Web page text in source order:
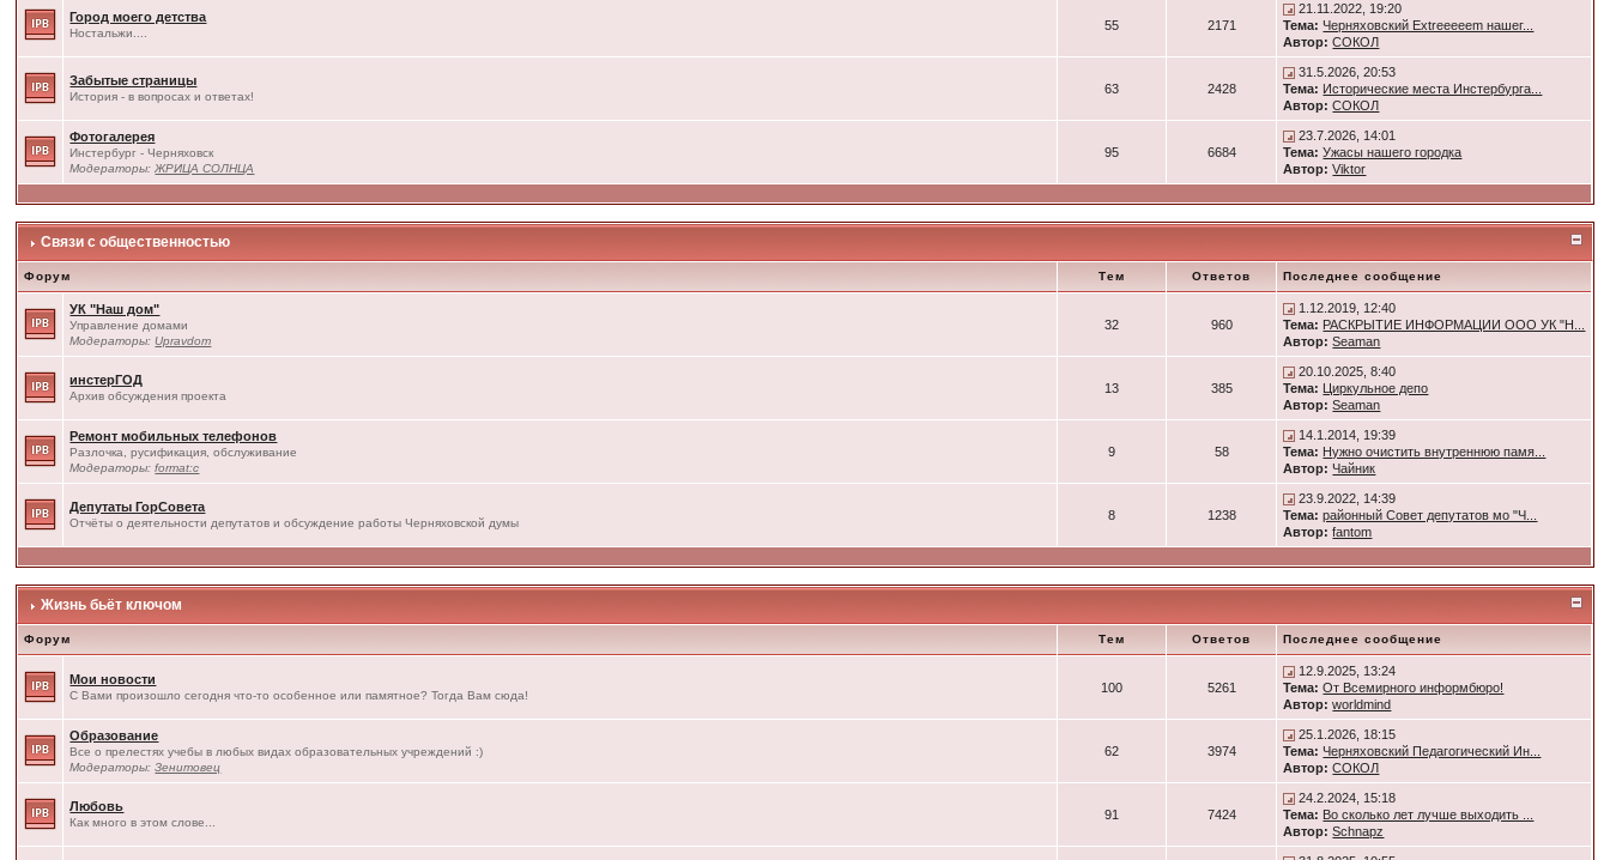
Город моего детства
Ностальжи....
55 2171
21.11.2022, 19:20
Тема: Черняховский Extreeeeem нашег...
Автор: СОКОЛ
Забытые страницы
История - в вопросах и ответах!
63 2428
31.5.2026, 20:53
Тема: Исторические места Инстербурга...
Автор: СОКОЛ
Фотогалерея
Инстербург - Черняховск
Модераторы:ЖРИЦА СОЛНЦА
95 6684
23.7.2026, 14:01
Тема: Ужасы нашего городка
Автор: Viktor
Связи с общественностью
Форум Тем Ответов Последнее сообщение
УК "Наш дом"
Управление домами
Модераторы:Upravdom
32 960
1.12.2019, 12:40
Тема: РАСКРЫТИЕ ИНФОРМАЦИИ ООО УК "Н...
Автор: Seaman
инстерГОД
Архив обсуждения проекта
13 385
20.10.2025, 8:40
Тема: Циркульное депо
Автор: Seaman
Ремонт мобильных телефонов
Разлочка, русификация, обслуживание
Модераторы:format:c
9 58
14.1.2014, 19:39
Тема: Нужно очистить внутреннюю памя...
Автор: Чайник
Депутаты ГорСовета
Отчёты о деятельности депутатов и обсуждение работы Черняховской думы
8 1238
23.9.2022, 14:39
Тема: районный Совет депутатов мо "Ч...
Автор: fantom
Жизнь бьёт ключом
Форум Тем Ответов Последнее сообщение
Мои новости
С Вами произошло сегодня что-то особенное или памятное? Тогда Вам сюда!
100 5261
12.9.2025, 13:24
Тема: От Всемирного информбюро!
Автор: worldmind
Образование
Все о прелестях учебы в любых видах образовательных учреждений :)
Модераторы:Зенитовец
62 3974
25.1.2026, 18:15
Тема: Черняховский Педагогический Ин...
Автор: СОКОЛ
Любовь
Как много в этом слове...
91 7424
24.2.2024, 15:18
Тема: Во сколько лет лучше выходить ...
Автор: Schnapz